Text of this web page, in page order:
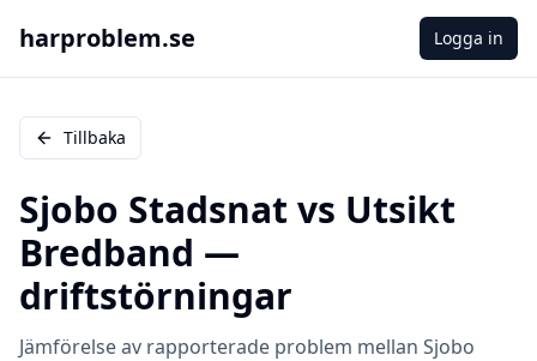
harproblem.se Logga in
Tillbaka
Sjobo Stadsnat vs Utsikt
Bredband —
driftstörningar
Jämförelse av rapporterade problem mellan Sjobo